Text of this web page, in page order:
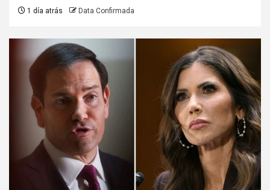
1 día atrás Data Confirmada